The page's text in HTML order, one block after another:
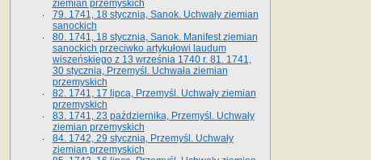
ziemian przemyskich
79. 1741, 18 stycznia, Sanok. Uchwały ziemian
sanockich
80. 1741, 18 stycznia, Sanok. Manifest ziemian
sanockich przeciwko artykułowi laudum
wiszeńskiego z 13 wrze­śnia 1740 r. 81. 1741,
30 stycznia, Przemyśl. Uchwała ziemian
przemyskich
82. 1741, 17 lipca, Przemyśl. Uchwały ziemian
przemyskich
83. 1741, 23 października, Przemyśl. Uchwały
ziemian przemyskich
84. 1742, 29 stycznia, Przemyśl. Uchwały
ziemian przemyskich